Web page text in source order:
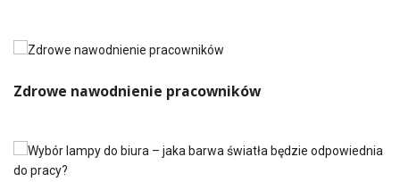
Zdrowe nawodnienie pracowników